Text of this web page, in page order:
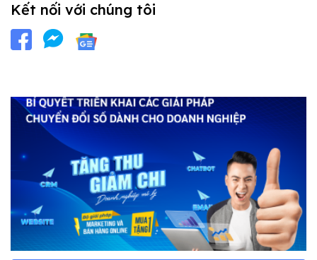
Kết nối với chúng tôi